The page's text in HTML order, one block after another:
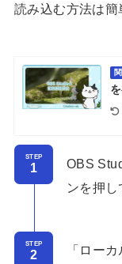
読み込む方法は簡
STEP
OBS
ンを押
STEP
「ロー